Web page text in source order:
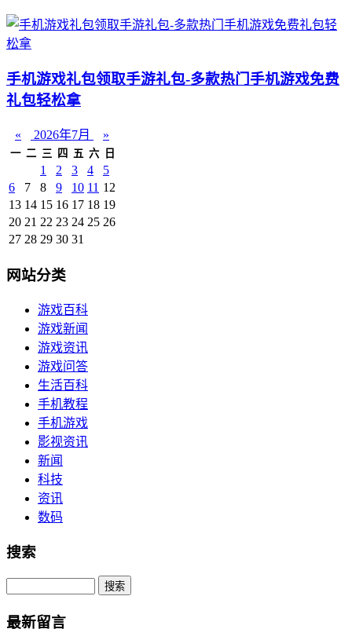
手机游戏礼包领取手游礼包-多款热门手机游戏免费
礼包轻松拿
« 2026年7月 »
一 二 三 四 五 六 日
1 2 3 4
5
6
7 8 9 10 11 12
13 14 15 16 17 18 19
20 21 22 23 24 25 26
27 28 29 30 31
网站分类
游戏百科
游戏新闻
游戏资讯
游戏问答
生活百科
手机教程
手机游戏
影视资讯
新闻
科技
资讯
数码
搜索
Search
最新留言